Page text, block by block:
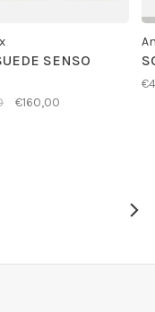
SENSO
€160,00